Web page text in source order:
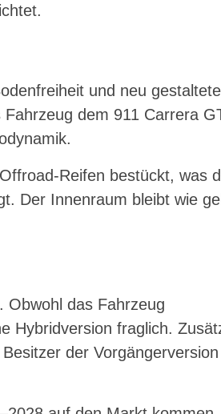
und neu gestaltete
dem 911 Carrera
Reifen bestückt, was
Der Innenraum bleibt wie
Obwohl das Fahrzeug
Hybridversion fraglich.
der Vorgängerversion